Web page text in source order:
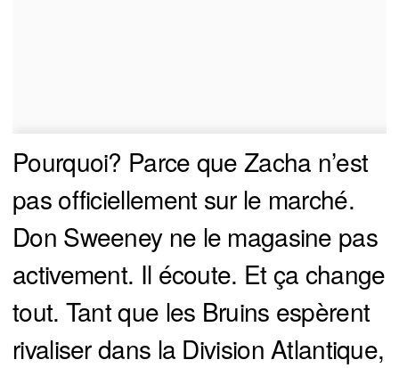
Pourquoi? Parce que Zacha n’est
pas officiellement sur le marché.
Don Sweeney ne le magasine pas
activement. Il écoute. Et ça change
tout. Tant que les Bruins espèrent
rivaliser dans la Division Atlantique,